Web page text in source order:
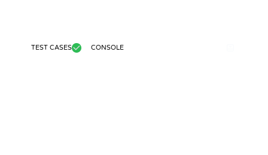
TEST CASES CONSOLE